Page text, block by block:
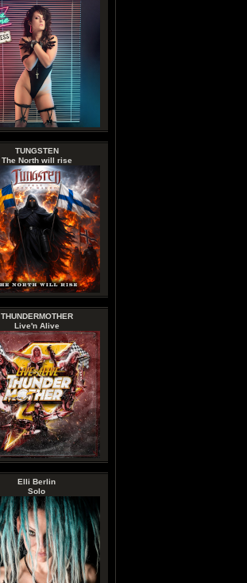
TUNGSTEN
The North will rise
THUNDERMOTHER
Live'n Alive
Elli Berlin
Solo